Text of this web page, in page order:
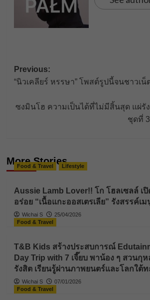
Post
navigation
Previous:
“นิวเคลียร์ หรรษา” โพสต์รูปนี้จนชาวเน็
ซงมินโฮ ความเป็นได้ที่ไม่มีสิ้นสุด แผ่รั
ชุดที่ 3
More Stories
Food & Travel Lifestyle
Aussie Lamb Lover!! โก โฮลเซลล์ เ
อร่อย “เนื้อแกะออสเตรเลีย” รังสรรค์เ
Wichai S
25/04/2026
Food & Travel
T&B Kids สร้างประสบการณ์
Day Trip with 7 เจี๊ยบ พาน้อง ๆ สวนกุ
รังสิต เรียนรู้ผ่านภาพยนตร์และโลกใต้ท
Wichai S
07/01/2026
Food & Travel